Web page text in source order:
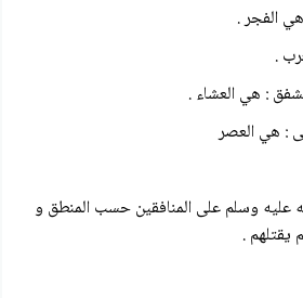
الفجر .
.
: هي العشاء .
: هي العصر
عليه وسلم على المنافقين حسب المنطق و
يقتلهم .